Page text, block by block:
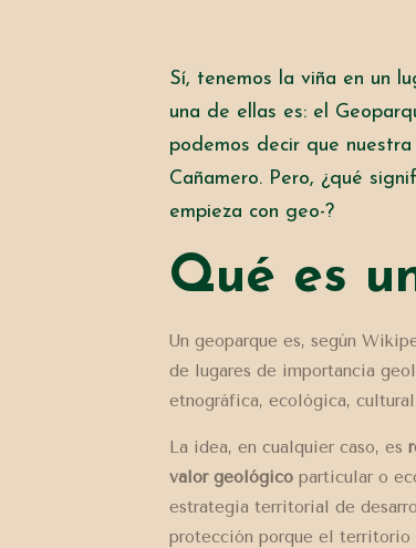
Sí, tenemos la viña en un
una de ellas es: el
podemos decir que
Cañamero. Pero, ¿qué
empieza con geo-?
Qué es
Un geoparque es, según
de lugares de importancia
etnográfica, ecológica,
La idea, en cualquier caso, es
valor geológicoparticular o
estrategia territorial de
protección porque el territorio